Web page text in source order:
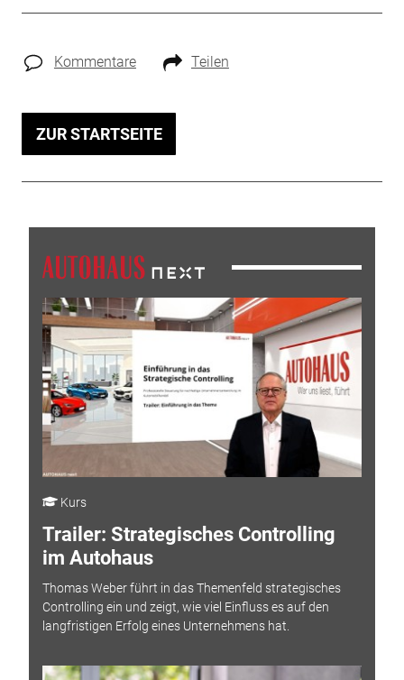
Kommentare Teilen
ZUR STARTSEITE
Kurs
Trailer: Strategisches Controlling
im Autohaus
Thomas Weber führt in das Themenfeld strategisches
Controlling ein und zeigt, wie viel Einfluss es auf den
langfristigen Erfolg eines Unternehmens hat.